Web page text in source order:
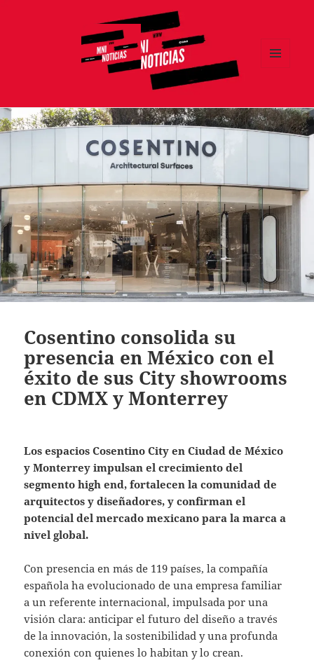
Cosentino consolida su
presencia en México con el
éxito de sus City showrooms
en CDMX y Monterrey
Los espacios Cosentino City en Ciudad de México
y Monterrey impulsan el crecimiento del
segmento high end, fortalecen la comunidad de
arquitectos y diseñadores, y confirman el
potencial del mercado mexicano para la marca a
nivel global.
Con presencia en más de 119 países, la compañía
española ha evolucionado de una empresa familiar
a un referente internacional, impulsada por una
visión clara: anticipar el futuro del diseño a través
de la innovación, la sostenibilidad y una profunda
conexión con quienes lo habitan y lo crean.